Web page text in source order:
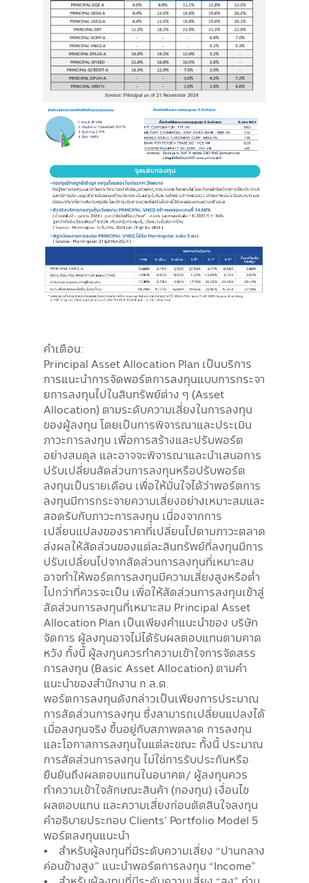
Image
Image
คำเตือน:
Principal Asset Allocation Plan เป็นบริการ
การแนะนำการจัดพอร์ตการลงทุนแบบการกระจา
ยการลงทุนไปในสินทรัพย์ต่าง ๆ (Asset
Allocation) ตามระดับความเสี่ยงในการลงทุน
ของผู้ลงทุน โดยเป็นการพิจารณาและประเมิน
ภาวะการลงทุน เพื่อการสร้างและปรับพอร์ต
อย่างสมดุล และอาจจะพิจารณาและนำเสนอการ
ปรับเปลี่ยนสัดส่วนการลงทุนหรือปรับพอร์ต
ลงทุนเป็นรายเดือน เพื่อให้มั่นใจได้ว่าพอร์ตการ
ลงทุนมีการกระจายความเสี่ยงอย่างเหมาะสมและ
สอดรับกับภาวะการลงทุน เนื่องจากการ
เปลี่ยนแปลงของราคาที่เปลี่ยนไปตามภาวะตลาด
ส่งผลให้สัดส่วนของแต่ละสินทรัพย์ที่ลงทุนมีการ
ปรับเปลี่ยนไปจากสัดส่วนการลงทุนที่เหมาะสม
อาจทำให้พอร์ตการลงทุนมีความเสี่ยงสูงหรือต่ำ
ไปกว่าที่ควรจะเป็น เพื่อให้สัดส่วนการลงทุนเข้าสู่
สัดส่วนการลงทุนที่เหมาะสม Principal Asset
Allocation Plan เป็นเพียงคำแนะนำของ บริษัท
จัดการ ผู้ลงทุนอาจไม่ได้รับผลตอบแทนตามคาด
หวัง ทั้งนี้ ผู้ลงทุนควรทำความเข้าใจการจัดสรร
การลงทุน (Basic Asset Allocation) ตามคำ
แนะนำของสำนักงาน ก.ล.ต.
พอร์ตการลงทุนดังกล่าวเป็นเพียงการประมาณ
การสัดส่วนการลงทุน ซึ่งสามารถเปลี่ยนแปลงได้
เมื่อลงทุนจริง ขึ้นอยู่กับสภาพตลาด การลงทุน
และโอกาสการลงทุนในแต่ละขณะ ทั้งนี้ ประมาณ
การสัดส่วนการลงทุน ไม่ใช่การรับประกันหรือ
ยืนยันถึงผลตอบแทนในอนาคต/ ผู้ลงทุนควร
ทำความเข้าใจลักษณะสินค้า (กองทุน) เงื่อนไข
ผลตอบแทน และความเสี่ยงก่อนตัดสินใจลงทุน
คำอธิบายประกอบ Clients’ Portfolio Model 5
พอร์ตลงทุนแนะนำ
• สำหรับผู้ลงทุนที่มีระดับความเสี่ยง “ปานกลาง
ค่อนข้างสูง” แนะนำพอร์ตการลงทุน “Income”